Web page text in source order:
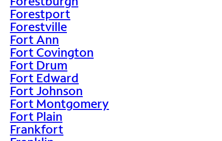
Forestport
Forestville
Fort Ann
Fort Covington
Fort Drum
Fort Edward
Fort Johnson
Fort Montgomery
Fort Plain
Frankfort